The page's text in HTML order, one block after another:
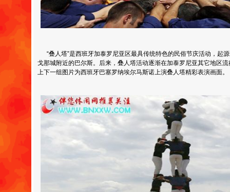
“叠人塔”是西班牙加泰罗尼亚区最具传统特色的民俗节庆活动，起
戈那城附近的巴尔斯。后来，叠人塔活动逐渐在加泰罗尼亚其它地区
上下一组图片为西班牙巴塞罗纳埃尔马斯诺上演叠人塔精彩表演画面。